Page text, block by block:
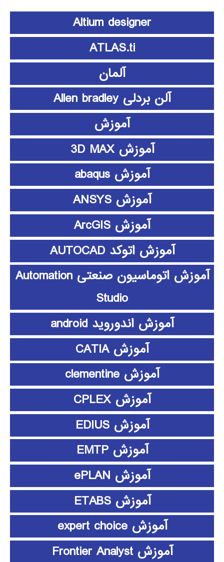
Altium designer
ATLAS.ti
آلمان
آلن بردلی Allen bradley
آموزش
آموزش 3D MAX
آموزش abaqus
آموزش ANSYS
آموزش ArcGIS
آموزش اتوکد AUTOCAD
آموزش اتوماسیون صنعتی Automation
Studio
آموزش اندوروید android
آموزش CATIA
آموزش clementine
آموزش CPLEX
آموزش EDIUS
آموزش EMTP
آموزش ePLAN
آموزش ETABS
آموزش expert choice
آموزش Frontier Analyst